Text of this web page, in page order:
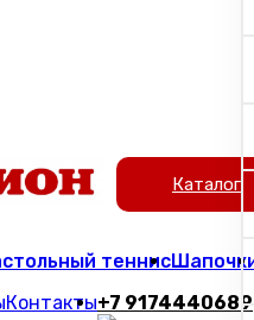
Каталог
теннис
Контакты+7 9174440689